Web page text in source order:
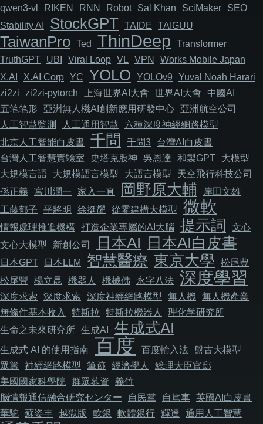
qwen3-vl
RIKEN RNN Robot Sal Khan SciMaker
SEO
Stability AI
StockGPT TAIDE TAIGUU
TaiwanPro Ted ThinDeep
Transformer
TruthGPT
UBI Viral Loop VL VPN
Works Mobile Japan
X.AI
X.AI Corp YC YOLO YOLOv9
Yuval Noah Harari
zi2zi
zi2zi-pytorch 上海世界AI大會 世界AI大會
中國AI
五笔笔形
亞洲無人機AI創新應用研發中心 亞洲航空公司
人工智慧監測
人工通用智慧
六種深度神經網路模型
北京人工智能白皮書 千問 千問3
台灣AI白皮書
台灣人工智慧實驗室
史塔克股神 吳恩達 和製GPT
大模型
大規模言語
大規模語言模型 大語言模型
天空飛行科技公司
孫正義
宮川潤一 家入一真 岡野原大輔
岸田文雄
工藤郁子
平將明 徐挺耀 從零建構大模型 微軟
情報處理推進機構 打造企業專屬的AI大腦 提示詞
文心
文心大模型
新創公司 日本AI 日本AI白皮書
日本GPT 日本LLM 智慧醫療 東京大學
松尾豊
松尾豐
楊立昆 機器人 機械佛 永字八法 深度學習
深度求索 深度求索 深度神經網路模型 無人機
無人機產業
無條件基本收入
特斯拉 特斯拉機器人
理化学研究所
生命之未來研究所 生成AI 生成式AI
生成式 AI 的使用指南 百度 百度輸入法 盤古大模型
眾籌
神經網路模型 筆跡 經濟學人
総理大臣官邸
美國國家科學院
群眾募資
義竹
脳情報通信融合研究センター
自民黨 自駕車 英國AI白皮書
華駝 蘇姿丰 越獄版 軟銀 軟體銀行 輝達 通用人工智慧